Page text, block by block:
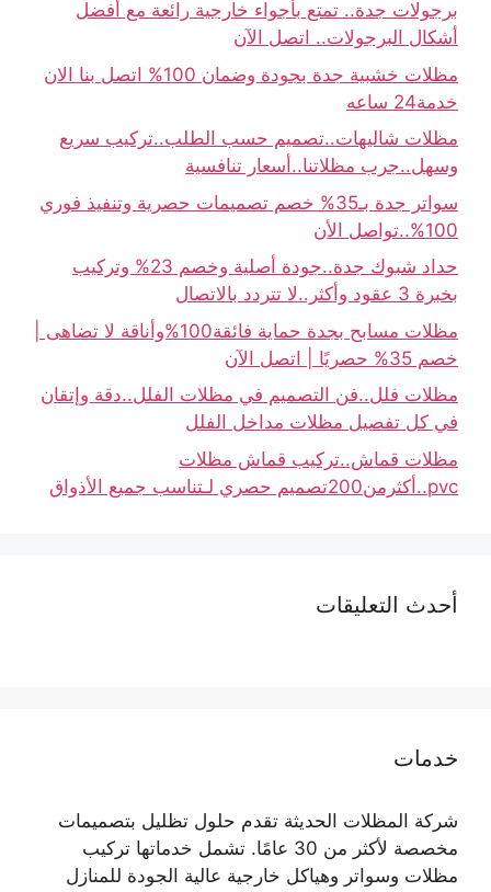
برجولات جدة.. تمتع بأجواء خارجية رائعة مع أفضل
أشكال البرجولات.. اتصل الآن
مظلات خشبية جدة بجودة وضمان 100% اتصل بنا الان
خدمة24 ساعه
مظلات شاليهات..تصميم حسب الطلب..تركيب سريع
وسهل..جرب مظلاتنا..أسعار تنافسية
سواتر جدة بـ35% خصم تصميمات حصرية وتنفيذ فوري
100%..تواصل الأن
حداد شبوك جدة..جودة أصلية وخصم 23% وتركيب
بخبرة 3 عقود وأكثر..لا تتردد بالاتصال
مظلات مسابح بجدة حماية فائقة100%وأناقة لا تضاهى |
خصم 35% حصريًا | اتصل الآن
مظلات فلل..فن التصميم في مظلات الفلل..دقة وإتقان
في كل تفصيل مظلات مداخل الفلل
مظلات قماش..تركيب قماش مظلات
pvc..أكثرمن200تصميم حصري لـتناسب جميع الأذواق
أحدث التعليقات
خدمات
شركة المظلات الحديثة تقدم حلول تظليل بتصميمات
مخصصة لأكثر من 30 عامًا. تشمل خدماتها تركيب
مظلات وسواتر وهياكل خارجية عالية الجودة للمنازل